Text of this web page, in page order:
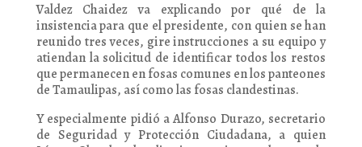
Valdez Chaidez va explicando por qué de la
insistencia para que el presidente, con quien se han
reunido tres veces, gire instrucciones a su equipo y
atiendan la solicitud de identificar todos los restos
que permanecen en fosas comunes en los panteones
de Tamaulipas, así como las fosas clandestinas.
Y especialmente pidió a Alfonso Durazo, secretario
de Seguridad y Protección Ciudadana, a quien